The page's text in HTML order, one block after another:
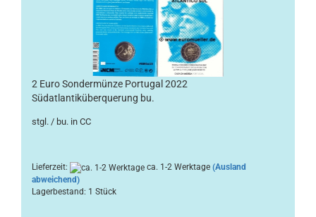
2 Euro Sondermünze Portugal 2022
Südatlantiküberquerung bu.
stgl. / bu. in CC
Lieferzeit: ca. 1-2 Werktage (Ausland
abweichend)
Lagerbestand: 1 Stück